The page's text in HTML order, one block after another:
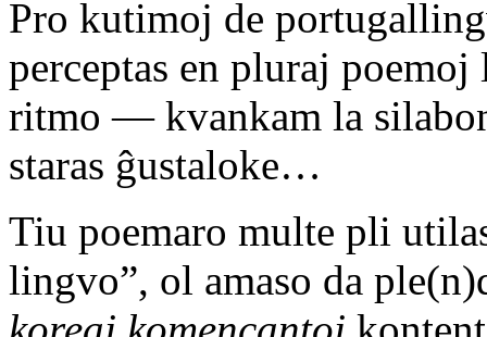
Pro kutimoj de
perceptas en pluraj
ritmo — kvankam la
staras ĝustaloke…
Tiu poemaro multe pli
lingvo”, ol amaso da